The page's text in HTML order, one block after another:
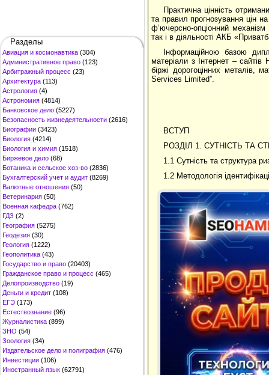
Разделы
Авиация и космонавтика (304)
Административное право (123)
Арбитражный процесс (23)
Архитектура (113)
Астрология (4)
Астрономия (4814)
Банковское дело (5227)
Безопасность жизнедеятельности (2616)
Биографии (3423)
Биология (4214)
Биология и химия (1518)
Биржевое дело (68)
Ботаника и сельское хоз-во (2836)
Бухгалтерский учет и аудит (8269)
Валютные отношения (50)
Ветеринария (50)
Военная кафедра (762)
ГДЗ (2)
География (5275)
Геодезия (30)
Геология (1222)
Геополитика (43)
Государство и право (20403)
Гражданское право и процесс (465)
Делопроизводство (19)
Деньги и кредит (108)
ЕГЭ (173)
Естествознание (96)
Журналистика (899)
ЗНО (54)
Зоология (34)
Издательское дело и полиграфия (476)
Инвестиции (106)
Иностранный язык (62791)
Практична цінність
та правил прогнозування цін
ф’ючерсно-опціонний
так і в діяльності АКБ
Інформаційною базою
матеріали з Інтернет – сайтів
біржі дорогоцінних металів,
Services Limited”.
ВСТУП
РОЗДІЛ 1. СУТНІСТЬ ТА
1.1 Сутність та структура
1.2 Методологія